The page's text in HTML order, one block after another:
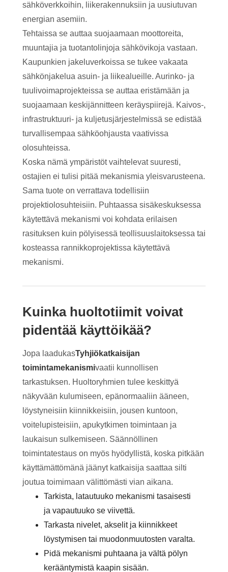
sähköverkkoihin, liikerakennuksiin ja uusiutuvan
energian asemiin.
Tehtaissa se auttaa suojaamaan moottoreita,
muuntajia ja tuotantolinjoja sähkövikoja vastaan.
Kaupunkien jakeluverkoissa se tukee vakaata
sähkönjakelua asuin- ja liikealueille. Aurinko- ja
tuulivoimaprojekteissa se auttaa eristämään ja
suojaamaan keskijännitteen keräyspiirejä. Kaivos-,
infrastruktuuri- ja kuljetusjärjestelmissä se edistää
turvallisempaa sähköohjausta vaativissa
olosuhteissa.
Koska nämä ympäristöt vaihtelevat suuresti,
ostajien ei tulisi pitää mekanismia yleisvarusteena.
Sama tuote on verrattava todellisiin
projektiolosuhteisiin. Puhtaassa sisäkeskuksessa
käytettävä mekanismi voi kohdata erilaisen
rasituksen kuin pölyisessä teollisuuslaitoksessa tai
kosteassa rannikkoprojektissa käytettävä
mekanismi.
Kuinka huoltotiimit voivat
pidentää käyttöikää?
Jopa laadukasTyhjiökatkaisijan
toimintamekanismivaatii kunnollisen
tarkastuksen. Huoltoryhmien tulee keskittyä
näkyvään kulumiseen, epänormaaliin ääneen,
löystyneisiin kiinnikkeisiin, jousen kuntoon,
voitelupisteisiin, apukytkimen toimintaan ja
laukaisun sulkemiseen. Säännöllinen
toimintatestaus on myös hyödyllistä, koska pitkään
käyttämättömänä jäänyt katkaisija saattaa silti
joutua toimimaan välittömästi vian aikana.
Tarkista, latautuuko mekanismi tasaisesti
ja vapautuuko se viivettä.
Tarkasta nivelet, akselit ja kiinnikkeet
löystymisen tai muodonmuutosten varalta.
Pidä mekanismi puhtaana ja vältä pölyn
kerääntymistä kaapin sisään.